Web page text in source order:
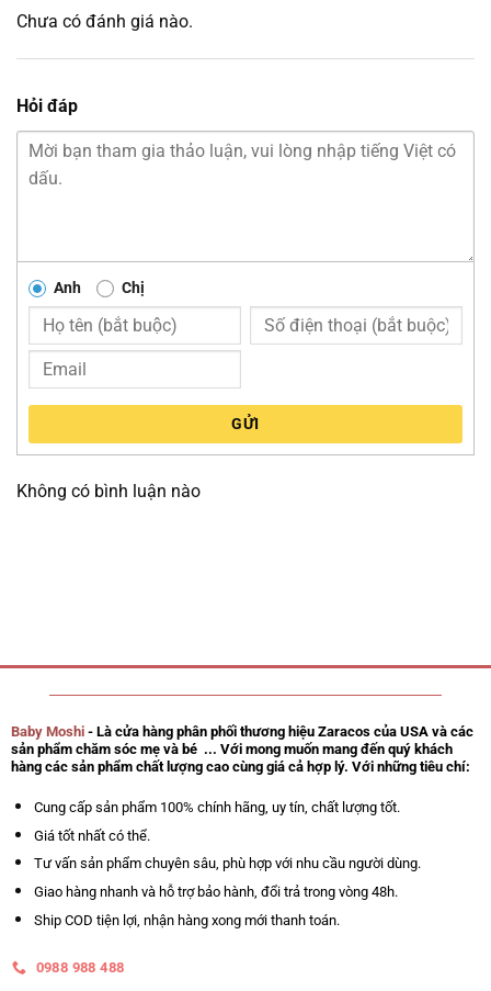
Chưa có đánh giá nào.
Hỏi đáp
Anh Chị
GỬI
Không có bình luận nào
Baby Moshi- Là cửa hàng phân phối thương hiệu Zaracos của USA và các
sản phẩm chăm sóc mẹ và bé ... Với mong muốn mang đến quý khách
hàng các sản phẩm chất lượng cao cùng giá cả hợp lý. Với những tiêu chí:
Cung cấp sản phẩm 100% chính hãng, uy tín, chất lượng tốt.
Giá tốt nhất có thể.
Tư vấn sản phẩm chuyên sâu, phù hợp với nhu cầu người dùng.
Giao hàng nhanh và hỗ trợ bảo hành, đổi trả trong vòng 48h.
Ship COD tiện lợi, nhận hàng xong mới thanh toán.
0988 988 488